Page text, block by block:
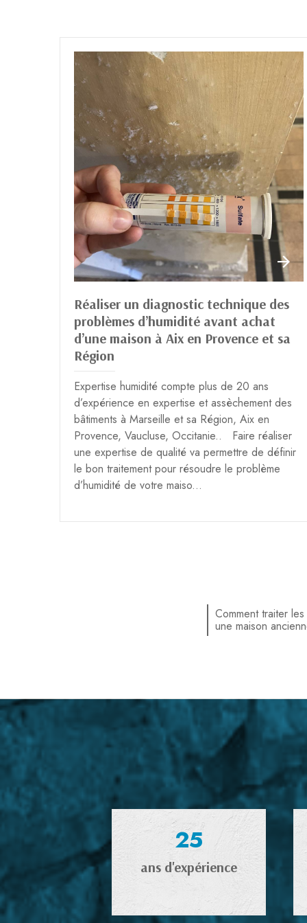
Réaliser un diagnostic technique des
problèmes d’humidité avant achat
d’une maison à Aix en Provence et sa
Région
Expertise humidité compte plus de 20 ans
d’expérience en expertise et assèchement des
bâtiments à Marseille et sa Région, Aix en
Provence, Vaucluse, Occitanie.. Faire réaliser
une expertise de qualité va permettre de définir
le bon traitement pour résoudre le problème
d’humidité de votre maiso...
Comment traiter
une maison
25
ans d'expérience